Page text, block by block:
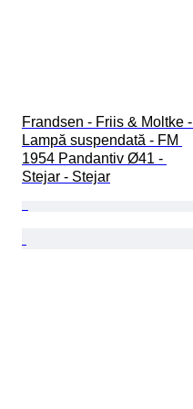
Frandsen - Friis & Moltke -
Lampă suspendată - FM
1954 Pandantiv Ø41 -
Stejar - Stejar